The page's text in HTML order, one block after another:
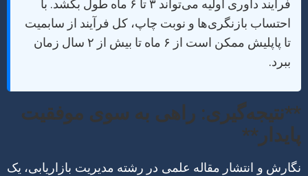
فرآیند داوری اولیه می‌تواند ۳ تا ۶ ماه طول بکشد. با
احتساب بازنگری‌ها و نوبت چاپ، کل فرآیند از سابمیت
تا پاپلیش ممکن است از ۶ ماه تا بیش از ۲ سال زمان
ببرد.
**نتیجه‌گیری: راهی به سوی موفقیت
پایدار**
نگارش و انتشار مقاله علمی در رشته مدیریت بازاریابی، یک